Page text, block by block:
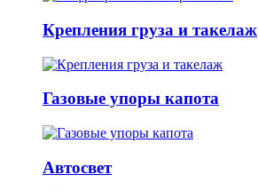
Крепления груза и такелаж
Газовые упоры капота
Автосвет